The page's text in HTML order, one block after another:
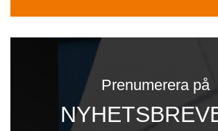
Prenumerera på